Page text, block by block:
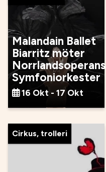
Malandain Ballet
Biarritz möter
Norrlandsoperans
Symfoniorkester
16 Okt - 17 Okt
Cirkus, trolleri